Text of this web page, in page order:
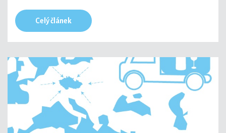
Celý článek